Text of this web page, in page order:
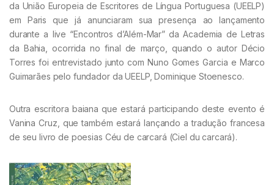
da União Europeia de Escritores de Língua Portuguesa (UEELP)
em Paris que já anunciaram sua presença ao lançamento
durante a live “Encontros d’Além-Mar” da Academia de Letras
da Bahia, ocorrida no final de março, quando o autor Décio
Torres foi entrevistado junto com Nuno Gomes Garcia e Marco
Guimarães pelo fundador da UEELP, Dominique Stoenesco.
Outra escritora baiana que estará participando deste evento é
Vanina Cruz, que também estará lançando a tradução francesa
de seu livro de poesias Céu de carcará (Ciel du carcará).